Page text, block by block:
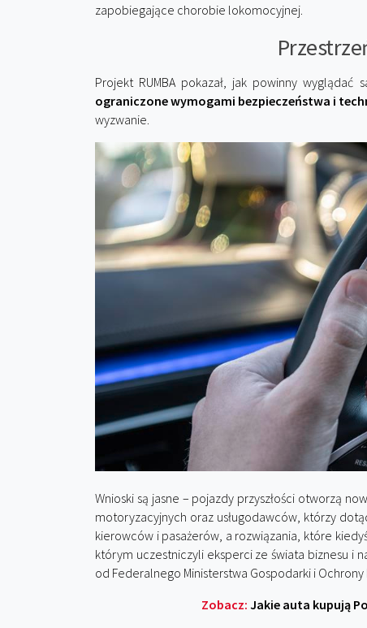
zapobiegające chorobie lokomocyjnej.
Projekt RUMBA pokazał, jak powinny wyglądać
ograniczone wymogami bezpieczeństwa i
wyzwanie.
Wnioski są jasne – pojazdy przyszłości otworzą
motoryzacyjnych oraz usługodawców, którzy
kierowców i pasażerów, a rozwiązania, które
którym uczestniczyli eksperci ze świata biznesu i
od Federalnego Ministerstwa Gospodarki i
Zobacz: Jakie auta kupują